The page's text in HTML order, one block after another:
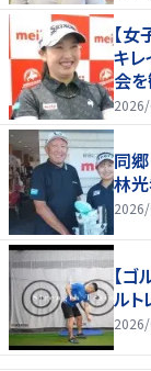
【女
キ
会
同
林
【
ルト